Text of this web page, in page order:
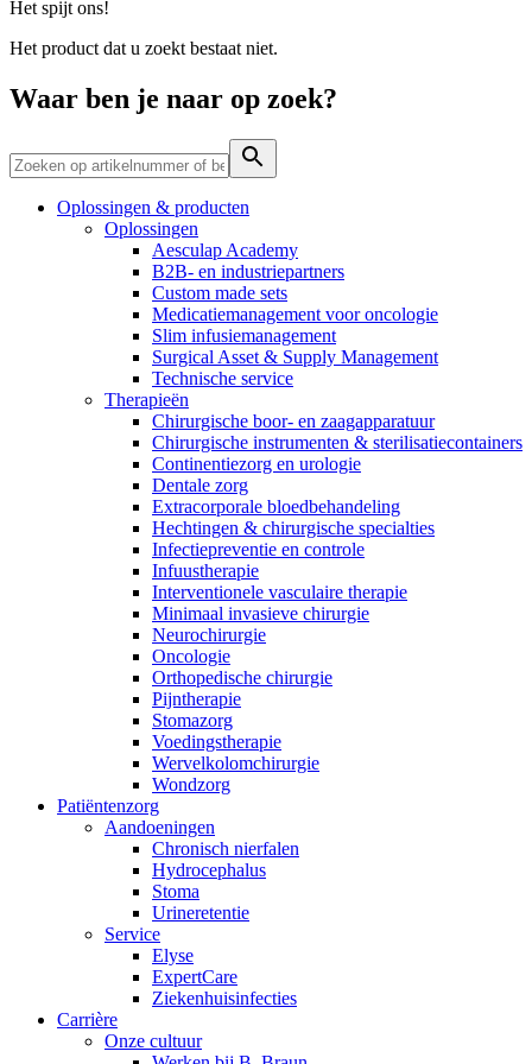
Productassortiment
Vind het product dat je zoekt. Bekijk hier het complete
productassortiment.
Op een fijne plek goede nierzorg krijgen.
Contact
Heb je een vraag? Neem contact met ons op.
Het spijt ons!
Het product dat u zoekt bestaat niet.
Waar ben je naar op zoek?
Oplossingen & producten
Oplossingen
Aesculap Academy
B2B- en industriepartners
Custom made sets
Medicatiemanagement voor oncologie
Slim infusiemanagement
Surgical Asset & Supply Management
Technische service
Therapieën
Chirurgische boor- en zaagapparatuur
Chirurgische instrumenten & sterilisatiecontainers
Continentiezorg en urologie
Dentale zorg
Extracorporale bloedbehandeling
Hechtingen & chirurgische specialties
Infectiepreventie en controle
Infuustherapie
Interventionele vasculaire therapie
Minimaal invasieve chirurgie
Neurochirurgie
Oncologie
Orthopedische chirurgie
Pijntherapie
Stomazorg
Voedingstherapie
Wervelkolomchirurgie
Wondzorg
Patiëntenzorg
Aandoeningen
Chronisch nierfalen
​​Hydrocephalus
Stoma
Urineretentie
Service
Elyse
ExpertCare
Ziekenhuisinfecties
Carrière
Onze cultuur